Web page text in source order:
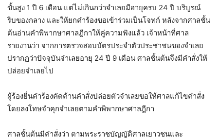
ขั้นสูง 1 ปี 6 เดือน แต่ไม่เกินกว่าจำเลยมีอายุครบ 24 ปี บริบูรณ์
ริบของกลาง และให้ยกคำร้องขอเข้าร่วมเป็นโจทก์ หลังจากศาลชั้น
ต้นอ่านคำพิพากษาศาลฎีกาให้คู่ความฟังแล้ว เจ้าหน้าที่ศาล
รายงานว่า จากการตรวจสอบบัตรประจำตัวประชาชนของจำเลย
ปรากฏว่าปัจจุบันจำเลยอายุ 24 ปี 9 เดือน ศาลชั้นต้นจึงมีคำสั่งให้
ปล่อยจำเลยไป
ผู้ร้องยื่นคำร้องคัดค้านคำสั่งปล่อยตัวจำเลยขอให้ศาลแก้ไขคำสั่ง
โดยลงโทษจำคุกจำเลยตามคำพิพากษาศาลฎีกา
ศาลชั้นต้นมีคำสั่งว่า ตามพระราชบัญญัติศาลเยาวชนและ